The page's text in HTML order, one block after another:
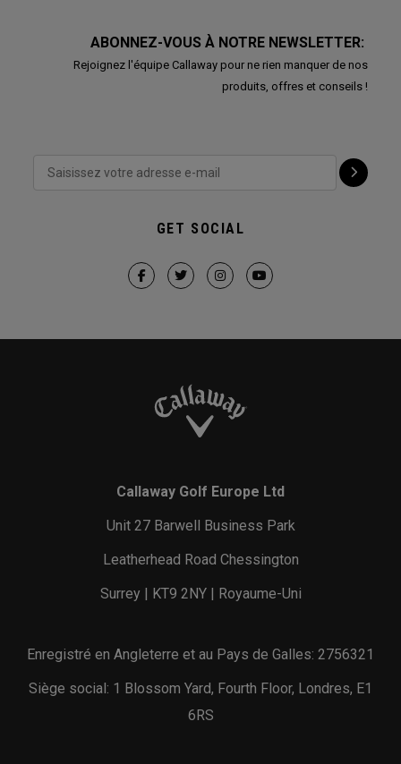
ABONNEZ-VOUS À NOTRE NEWSLETTER:
Rejoignez l'équipe Callaway pour ne rien manquer de nos
produits, offres et conseils !
GET SOCIAL
Callaway Golf Europe Ltd
Unit 27 Barwell Business Park
Leatherhead Road Chessington
Surrey | KT9 2NY | Royaume-Uni
Enregistré en Angleterre et au Pays de Galles: 2756321
Siège social: 1 Blossom Yard, Fourth Floor, Londres, E1
6RS